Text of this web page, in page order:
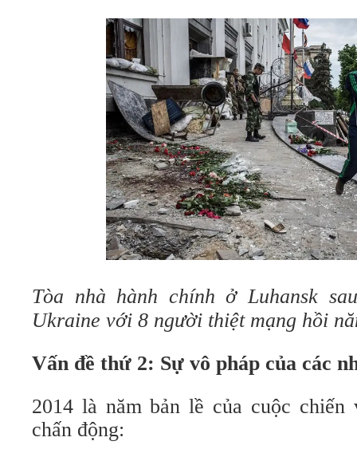
Tòa nhà hành chính ở Luhansk
Ukraine với 8 người thiệt mạng hồi
Vấn đề thứ 2: Sự vô pháp của các
2014 là năm bản lề của cuộc
chấn động: